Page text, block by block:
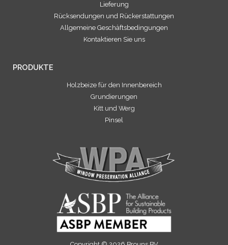
Lieferung
Rücksendungen und Rückerstattungen
Allgemeine Geschäftsbedingungen
Kontaktieren Sie uns
PRODUKTE
Holzbeize für den Innenbereich
Grundierungen
Kitt und Werg
Pinsel